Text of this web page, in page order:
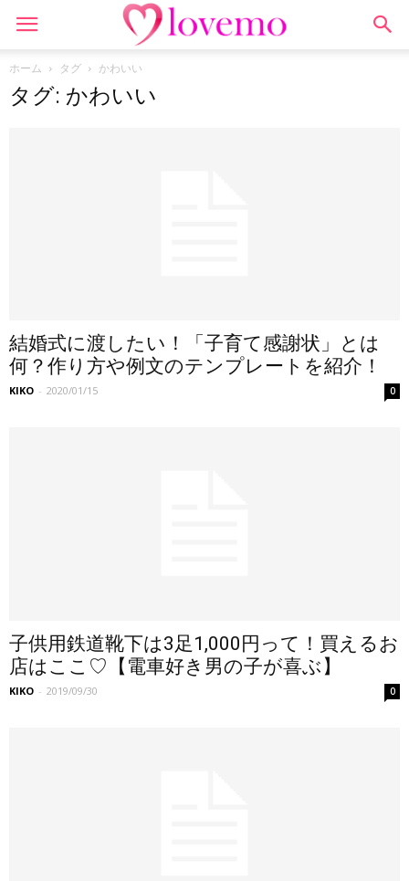
ホーム タグ かわいい
タグ: かわいい
結婚式に渡したい！「子育て感謝状」とは
何？作り方や例文のテンプレートを紹介！
KIKO - 2020/01/15 0
子供用鉄道靴下は3足1,000円って！買えるお
店はここ♡【電車好き男の子が喜ぶ】
KIKO - 2019/09/30 0